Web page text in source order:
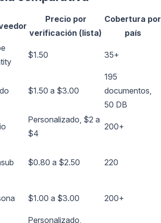
Precio por
verificación (lista)
Cobertura por
país
$1.50 35+
$1.50 a $3.00
195
documentos,
50 DB
Personalizado, $2 a
$4
200+
$0.80 a $2.50 220
$1.00 a $3.00 200+
Personalizado,